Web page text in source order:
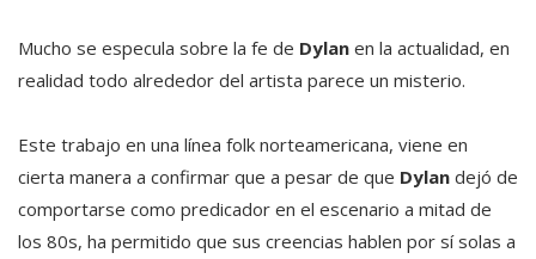
Mucho se especula sobre la fe de Dylan en la actualidad, en
realidad todo alrededor del artista parece un misterio.
Este trabajo en una línea folk norteamericana, viene en
cierta manera a confirmar que a pesar de que Dylan dejó de
comportarse como predicador en el escenario a mitad de
los 80s, ha permitido que sus creencias hablen por sí solas a